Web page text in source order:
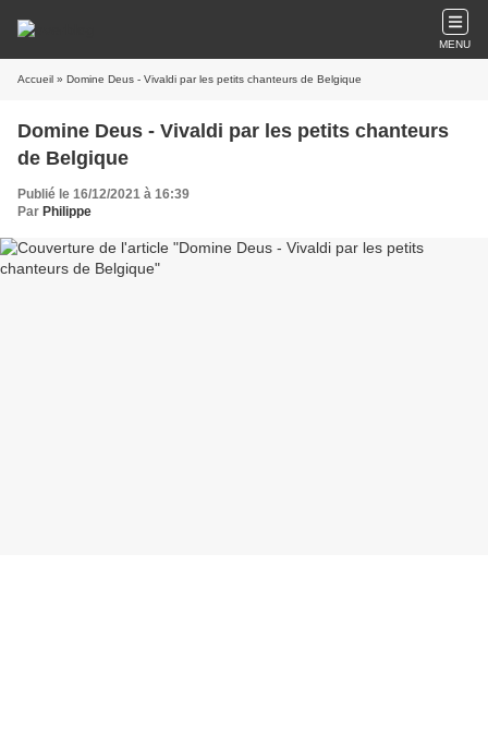
MENU
Accueil » Domine Deus - Vivaldi par les petits chanteurs de Belgique
Domine Deus - Vivaldi par les petits chanteurs
de Belgique
Publié le 16/12/2021 à 16:39
Par Philippe